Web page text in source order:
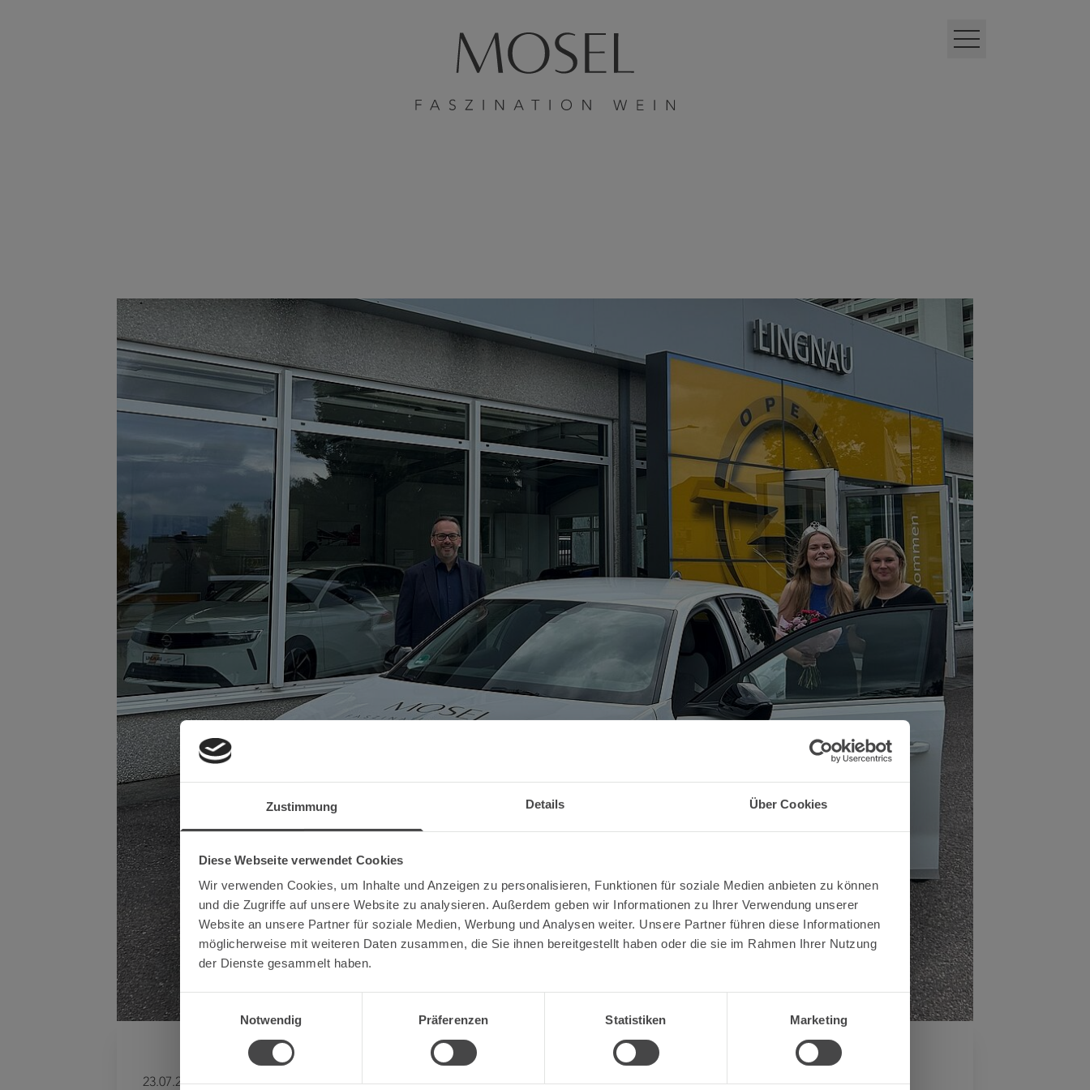
Zustimmung Details Über Cookies
Diese Webseite verwendet Cookies
Wir verwenden Cookies, um Inhalte und Anzeigen zu personalisieren, Funktionen für soziale Medien anbieten zu können
und die Zugriffe auf unsere Website zu analysieren. Außerdem geben wir Informationen zu Ihrer Verwendung unserer
Website an unsere Partner für soziale Medien, Werbung und Analysen weiter. Unsere Partner führen diese Informationen
möglicherweise mit weiteren Daten zusammen, die Sie ihnen bereitgestellt haben oder die sie im Rahmen Ihrer Nutzung
der Dienste gesammelt haben.
Notwendig
Präferenzen Statistiken Marketing
Nein Ja
23.07.2024 -